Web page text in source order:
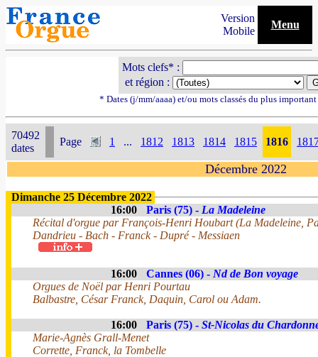
Version
Mobile
Menu
Mots clefs* :
et région :
* Dates (j/mm/aaaa) et/ou mots classés du plus
70492
dates
Page 1 ... 1812 1813 1814 1815 1816
Décembre 2022
Dimanche 25 Décembre 2022
16:00
Paris (75) - La Madeleine
Récital d'orgue par François-Henri Houbart (La Madeleine,
Dandrieu - Bach - Franck - Dupré - Messiaen
16:00 Cannes (06) - Nd de Bon voyage
Orgues de Noël par Henri Pourtau
Balbastre, César Franck, Daquin, Carol ou Adam.
16:00 Paris (75) - St-Nicolas du
Marie-Agnès Grall-Menet
Corrette, Franck, la Tombelle